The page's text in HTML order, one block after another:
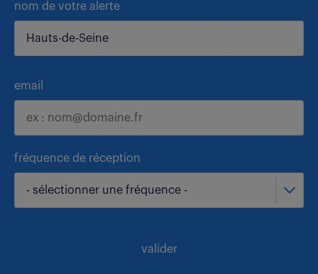
nom de votre alerte
email
fréquence de réception
- sélectionner une fréquence -
valider